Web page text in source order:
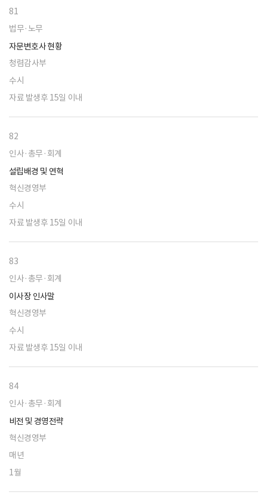
81
법무·노무
자문변호사 현황
청렴감사부
수시
자료 발생후 15일 이내
82
인사·총무·회계
설립배경 및 연혁
혁신경영부
수시
자료 발생후 15일 이내
83
인사·총무·회계
이사장 인사말
혁신경영부
수시
자료 발생후 15일 이내
84
인사·총무·회계
비전 및 경영전략
혁신경영부
매년
1월